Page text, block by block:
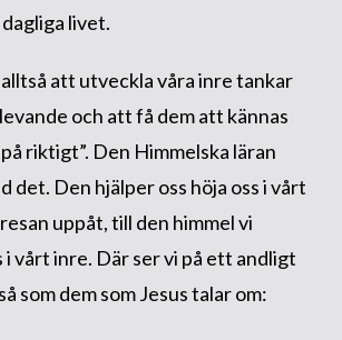
livet.
att utveckla våra inre tankar
och att få dem att kännas
riktigt”. Den Himmelska läran
det. Den hjälper oss höja oss i vårt
uppåt, till den himmel vi
vårt inre. Där ser vi på ett andligt
som dem som Jesus talar om: